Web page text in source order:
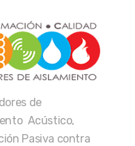
de
Acústico,
Pasiva contra